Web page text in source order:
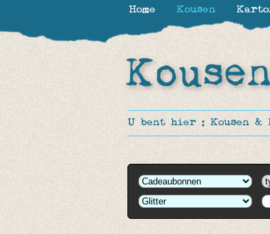
U bent hier : Kousen &
Home Kousen